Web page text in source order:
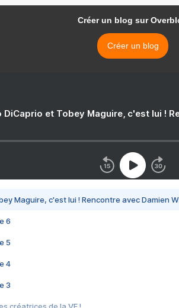
Créer un blog sur
Créer un blog
DiCaprio et Tobey Maguire, c'est lui !
Maguire, c'est lui ! Rencontre avec Damien
6
5
4
3